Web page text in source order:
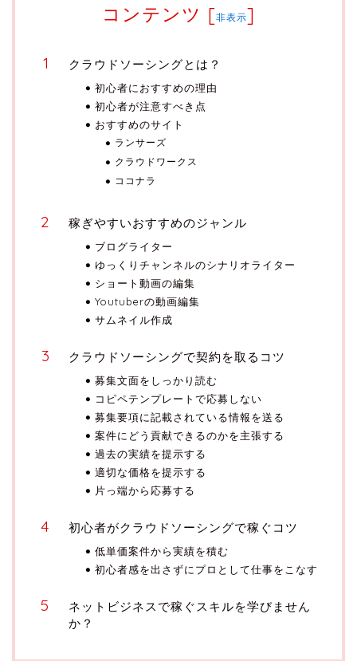
コンテンツ [非表示]
クラウドソーシングとは？
初心者におすすめの理由
初心者が注意すべき点
おすすめのサイト
ランサーズ
クラウドワークス
ココナラ
稼ぎやすいおすすめのジャンル
ブログライター
ゆっくりチャンネルのシナリオライター
ショート動画の編集
Youtuberの動画編集
サムネイル作成
クラウドソーシングで契約を取るコツ
募集文面をしっかり読む
コピペテンプレートで応募しない
募集要項に記載されている情報を送る
案件にどう貢献できるのかを主張する
過去の実績を提示する
適切な価格を提示する
片っ端から応募する
初心者がクラウドソーシングで稼ぐコツ
低単価案件から実績を積む
初心者感を出さずにプロとして仕事をこなす
ネットビジネスで稼ぐスキルを学びません
か？